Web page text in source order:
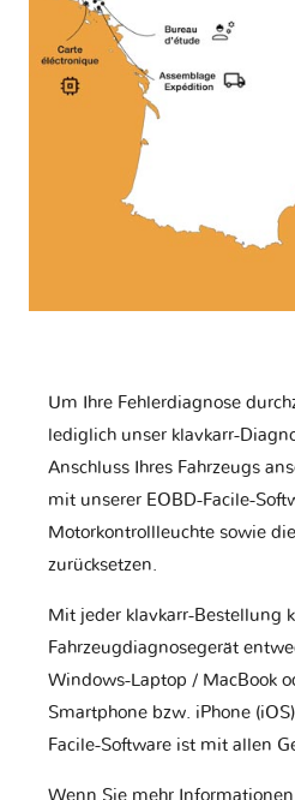
Um Ihre Fehlerdiagnose
lediglich unser klavkarr-
Anschluss Ihres Fahrzeugs
mit unserer EOBD-Facile-
Motorkontrollleuchte sowie
zurücksetzen.
Mit jeder klavkarr-Bestellung
Fahrzeugdiagnosegerät
Windows-Laptop / MacBook
Smartphone bzw. iPhone
Facile-Software ist mit allen
Wenn Sie mehr